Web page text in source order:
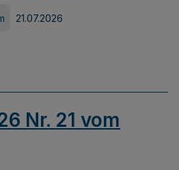
21.07.2026
Nr. 21 vom